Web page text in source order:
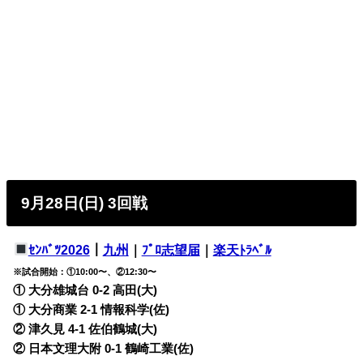
9月28日(日) 3回戦
ｾﾝﾊﾞﾂ2026｜ 九州 ﾌﾟﾛ志望届｜ 楽天ﾄﾗﾍﾞﾙ
※試合開始：①10:00〜、②12:30〜
① 大分雄城台 0-2高田(大)
① 大分商業 2-1情報科学(佐)
② 津久見 4-1佐伯鶴城(大)
② 日本文理大附 0-1鶴崎工業(佐)